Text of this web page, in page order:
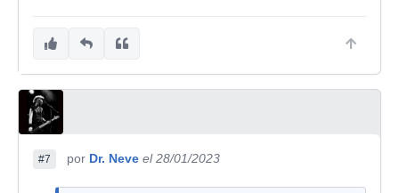
#7 por Dr. Neve el 28/01/2023